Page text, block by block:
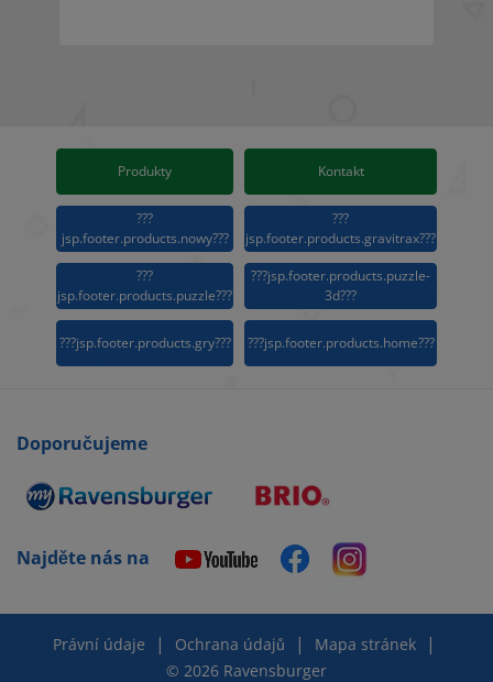
Produkty Kontakt
???
jsp.footer.products.nowy???
???
jsp.footer.products.gravitrax???
???
jsp.footer.products.puzzle???
???jsp.footer.products.puzzle-
3d???
???jsp.footer.products.gry??? ???jsp.footer.products.home???
Doporučujeme
Najděte nás na
Právní údaje | Ochrana údajů | Mapa stránek |
© 2026 Ravensburger